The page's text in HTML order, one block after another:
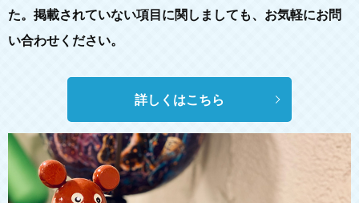
た。掲載されていない項目に関しましても、お気軽にお問
い合わせください。
詳しくはこちら